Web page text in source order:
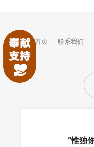
“惟独
首页 联系我们